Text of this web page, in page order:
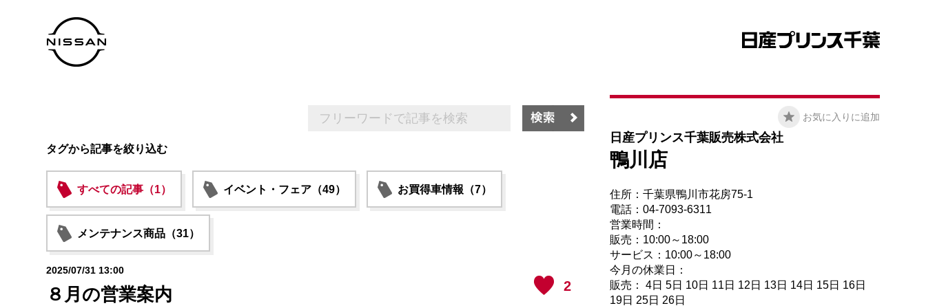
タグから記事を絞り込む
すべての記事（1） イベント・フェア（49） お買得車情報（7）
メンテナンス商品（31）
2
2025/07/31 13:00
８月の営業案内
お気に入りに追加
日産プリンス千葉販売株式会社
鴨川店
住所：千葉県鴨川市花房75-1
電話：04-7093-6311
営業時間：
販売：10:00～18:00
サービス：10:00～18:00
今月の休業日：
販売： 4日 5日 10日 11日 12日 13日 14日 15日 16日
19日 25日 26日